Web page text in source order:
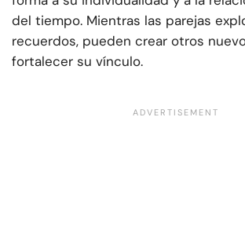
del tiempo. Mientras las parejas
recuerdos, pueden crear otros
fortalecer su vínculo.